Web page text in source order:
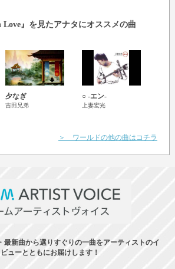
Love』を見たアナタにオススメの曲
夕なぎ
吉田兄弟
○ -エン-
上妻宏光
＞ ワールドの他の曲はコチラ
最新曲から選りすぐりの一曲をアーティストのイ
ューとともにお届けします！